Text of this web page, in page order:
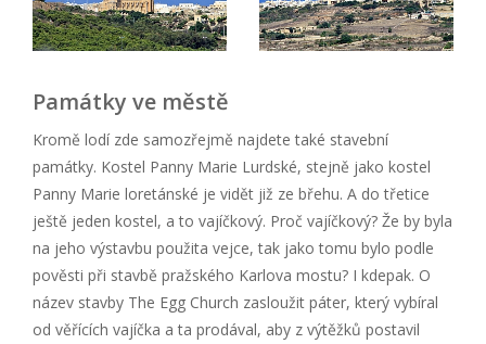
Památky ve městě
Kromě lodí zde samozřejmě najdete také stavební
památky. Kostel Panny Marie Lurdské, stejně jako kostel
Panny Marie loretánské je vidět již ze břehu. A do třetice
ještě jeden kostel, a to vajíčkový. Proč vajíčkový? Že by byla
na jeho výstavbu použita vejce, tak jako tomu bylo podle
pověsti při stavbě pražského Karlova mostu? I kdepak. O
název stavby The Egg Church zasloužit páter, který vybíral
od věřících vajíčka a ta prodával, aby z výtěžků postavil